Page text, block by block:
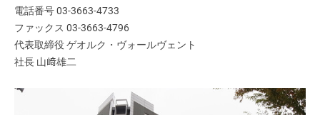
電話番号 03-3663-4733
ファックス 03-3663-4796
代表取締役 ゲオルク・ヴォールヴェント
社長 山﨑雄二